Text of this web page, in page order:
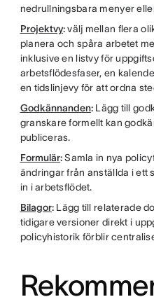
nedrullningsbara menyer
Projektvy:välj mellan flera
planera och spåra arbetet
inklusive en listvy för
arbetsflödesfaser, en
en tidslinjevy för att ordna
Godkännanden: Lägg till
granskare formellt kan
publiceras.
Formulär:Samla in nya
ändringar från anställda i ett
in i arbetsflödet.
Bilagor: Lägg till relaterade
tidigare versioner direkt i
policyhistorik förblir